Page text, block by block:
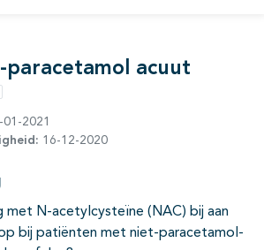
acuut
01-2021
16-12-2020
met N-acetylcysteïne (NAC) bij aan
bij patiënten met niet-paracetamol-